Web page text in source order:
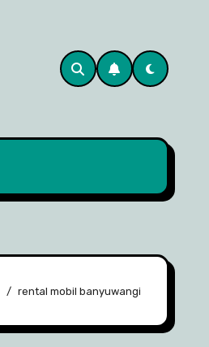
rental mobil banyuwangi